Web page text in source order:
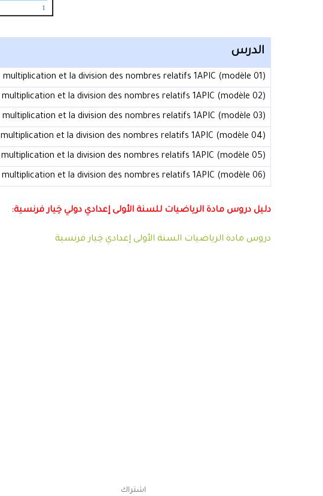
الدرس
multiplication et la division des nombres relatifs 1APIC (modèle 01)
multiplication et la division des nombres relatifs 1APIC (modèle 02)
multiplication et la division des nombres relatifs 1APIC (modèle 03)
multiplication et la division des nombres relatifs 1APIC (modèle 04)
multiplication et la division des nombres relatifs 1APIC (modèle 05)
multiplication et la division des nombres relatifs 1APIC (modèle 06)
دليل دروس مادة الرياضيات للسنة الأولى إعدادي دولي خِيار فرنسية:
دروس مادة الرياضيات السنة الأولى إعدادي خِيار فرنسية
اشتراك